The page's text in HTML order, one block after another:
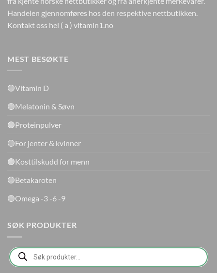
Handelen gjennomføres hos den respektive nettbutikken.
Kontakt oss hei ( a ) vitamin1.no
MEST BESØKTE
🟢Vitamin D
🟢Melatonin & Søvn
🟢Proteinpulver
🟢For jenter & kvinner
🟢Kosttilskudd for menn
🟢Betakaroten
🟢Omega -3 -6 -9
SØK PRODUKTER
Products
search